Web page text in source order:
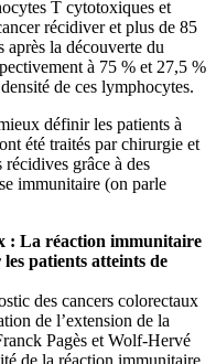
T cytotoxiques et
récidiver et plus de 85
après la découverte du
à 75 % et 27,5 %
de ces lymphocytes.
définir les patients à
été traités par chirurgie et
grâce à des
immunitaire (on parle
: La réaction immunitaire
patients atteints de
des cancers colorectaux
de l’extension de la
Pagès et Wolf-Hervé
de la réaction immunitaire